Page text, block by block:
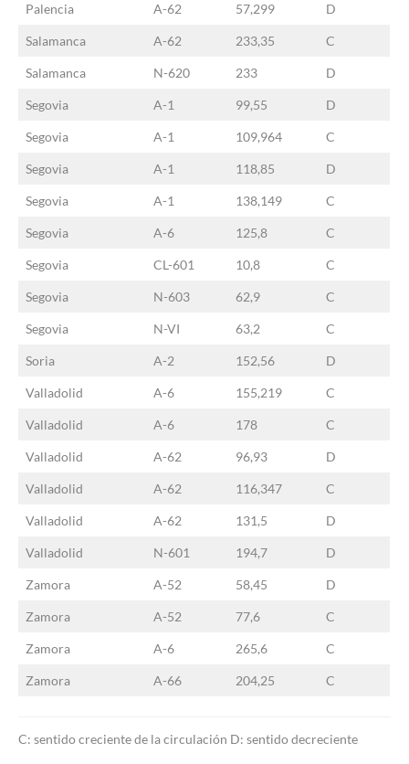
Palencia A-62 57,299 D
Salamanca A-62 233,35 C
Salamanca N-620 233 D
Segovia A-1 99,55 D
Segovia A-1 109,964 C
Segovia A-1 118,85 D
Segovia A-1 138,149 C
Segovia A-6 125,8 C
Segovia CL-601 10,8 C
Segovia N-603 62,9 C
Segovia N-VI 63,2 C
Soria A-2 152,56 D
Valladolid A-6 155,219 C
Valladolid A-6 178 C
Valladolid A-62 96,93 D
Valladolid A-62 116,347 C
Valladolid A-62 131,5 D
Valladolid N-601 194,7 D
Zamora A-52 58,45 D
Zamora A-52 77,6 C
Zamora A-6 265,6 C
Zamora A-66 204,25 C
C: sentido creciente de la circulación D: sentido decreciente